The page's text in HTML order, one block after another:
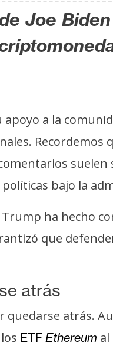
Joe
a la
bajo la
ha hecho
que
atrás
quedarse atrás.
ETF Ethereum